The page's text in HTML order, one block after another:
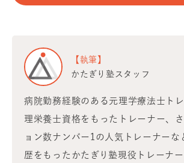
【執筆】
かたぎり塾スタッフ
病院勤務経験のある元理学療法士ト
理栄養士資格をもったトレーナー、
ョン数ナンバー1の人気トレーナーな
歴をもったかたぎり塾現役トレーナ